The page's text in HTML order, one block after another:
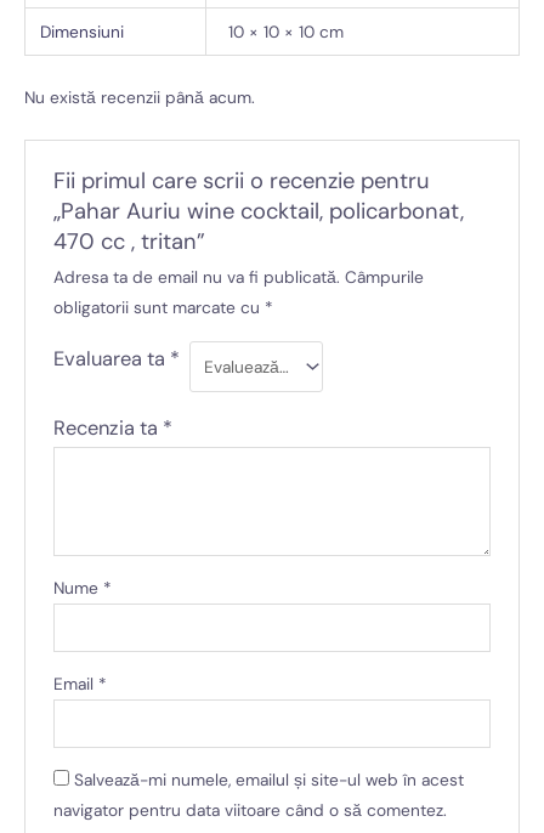
Dimensiuni 10 × 10 × 10 cm
Nu există recenzii până acum.
Fii primul care scrii o recenzie pentru
„Pahar Auriu wine cocktail, policarbonat,
470 cc , tritan”
Adresa ta de email nu va fi publicată. Câmpurile
obligatorii sunt marcate cu *
Evaluarea ta *
Recenzia ta *
Nume *
Email *
Salvează-mi numele, emailul și site-ul web în acest
navigator pentru data viitoare când o să comentez.